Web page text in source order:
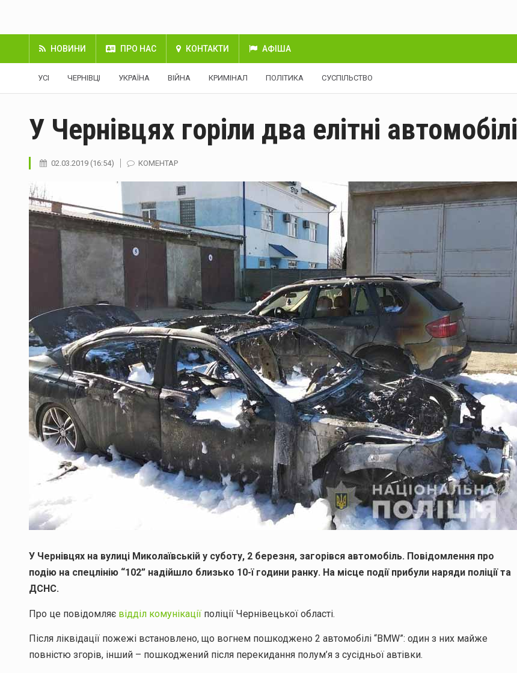
НОВИНИ ПРО НАС КОНТАКТИ АФІША
УСІ ЧЕРНІВЦІ УКРАЇНА ВІЙНА КРИМІНАЛ ПОЛІТИКА СУСПІЛЬСТВО
У Чернівцях горіли два елітні автомобілі
02.03.2019 (16:54) КОМЕНТАР
У Чернівцях на вулиці Миколаївській у суботу, 2 березня, загорівся автомобіль. Повідомлення про
подію на спецлінію “102” надійшло близько 10-ї години ранку. На місце події прибули наряди поліції та
ДСНС.
Про це повідомляє відділ комунікації поліції Чернівецької області.
Після ліквідації пожежі встановлено, що вогнем пошкоджено 2 автомобілі “BMW”: один з них майже
повністю згорів, інший – пошкоджений після перекидання полум’я з сусідньої автівки.